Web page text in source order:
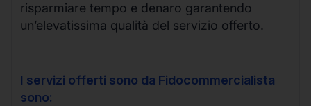
risparmiare tempo e denaro garantendo
un’elevatissima qualità del servizio offerto.
I servizi offerti sono da Fidocommercialista
sono: